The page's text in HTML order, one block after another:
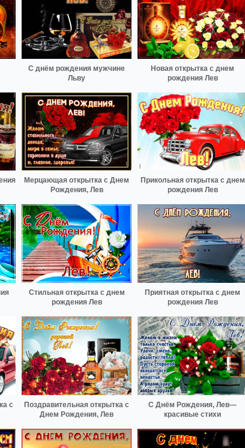
С днём рождения мужчине
Льву
Новая открытка с днем
рождения Лев
Мерцающая открытка с Днем
Рождения, Лев
Прикольная открытка с днем
рождения Лев
Стильная открытка с днем
рождения Лев
Приятная открытка с днем
рождения Лев
с
Поздравительная открытка с
Днем Рождения, Лев
С Днём Рождения, Лев—
красивые стихи